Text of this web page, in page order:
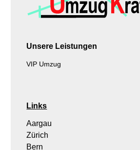
Unsere Leistungen
VIP Umzug
Links
Aargau
Zürich
Bern